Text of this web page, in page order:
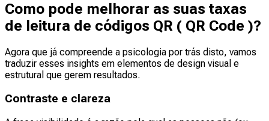
Como pode melhorar as suas taxas
de leitura de códigos QR ( QR Code )?
Agora que já compreende a psicologia por trás disto, vamos
traduzir esses insights em elementos de design visual e
estrutural que gerem resultados.
Contraste e clareza